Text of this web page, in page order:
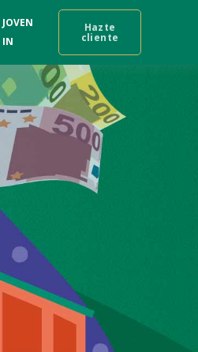
JOVEN
IN
Hazte
cliente